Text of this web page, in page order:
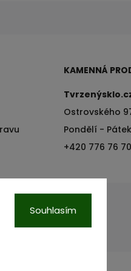
Souhlasím
KAMENNÁ
Ostrovského
Pondělí -
+420 776 76